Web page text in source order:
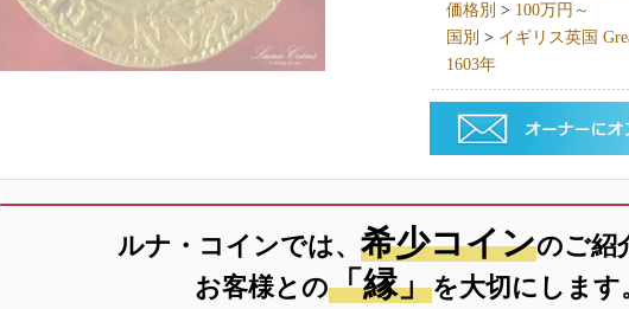
価格別 > 100万円～
国別 > イギリス英国
1603年
ルナ・コインでは、 希少コインのご紹
お客様との「縁」を大切にします